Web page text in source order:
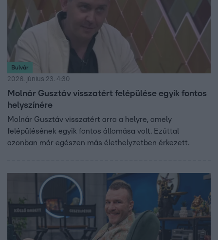
Bulvár
2026. június 23. 4:30
Molnár Gusztáv visszatért felépülése egyik fontos
helyszínére
Molnár Gusztáv visszatért arra a helyre, amely
felépülésének egyik fontos állomása volt. Ezúttal
azonban már egészen más élethelyzetben érkezett.